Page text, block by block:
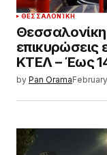
ΘΕΣΣΑΛΟΝΊΚΗ
επικυρώσεις
ΚΤΕΛ – Έως
by Pan Orama